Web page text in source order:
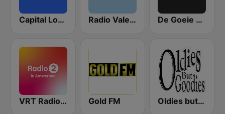
Capital London Radio Valencia De Goeie Ouwe Tijd
VRT Radio 2 Antwerpen Gold FM Oldies but Goodies